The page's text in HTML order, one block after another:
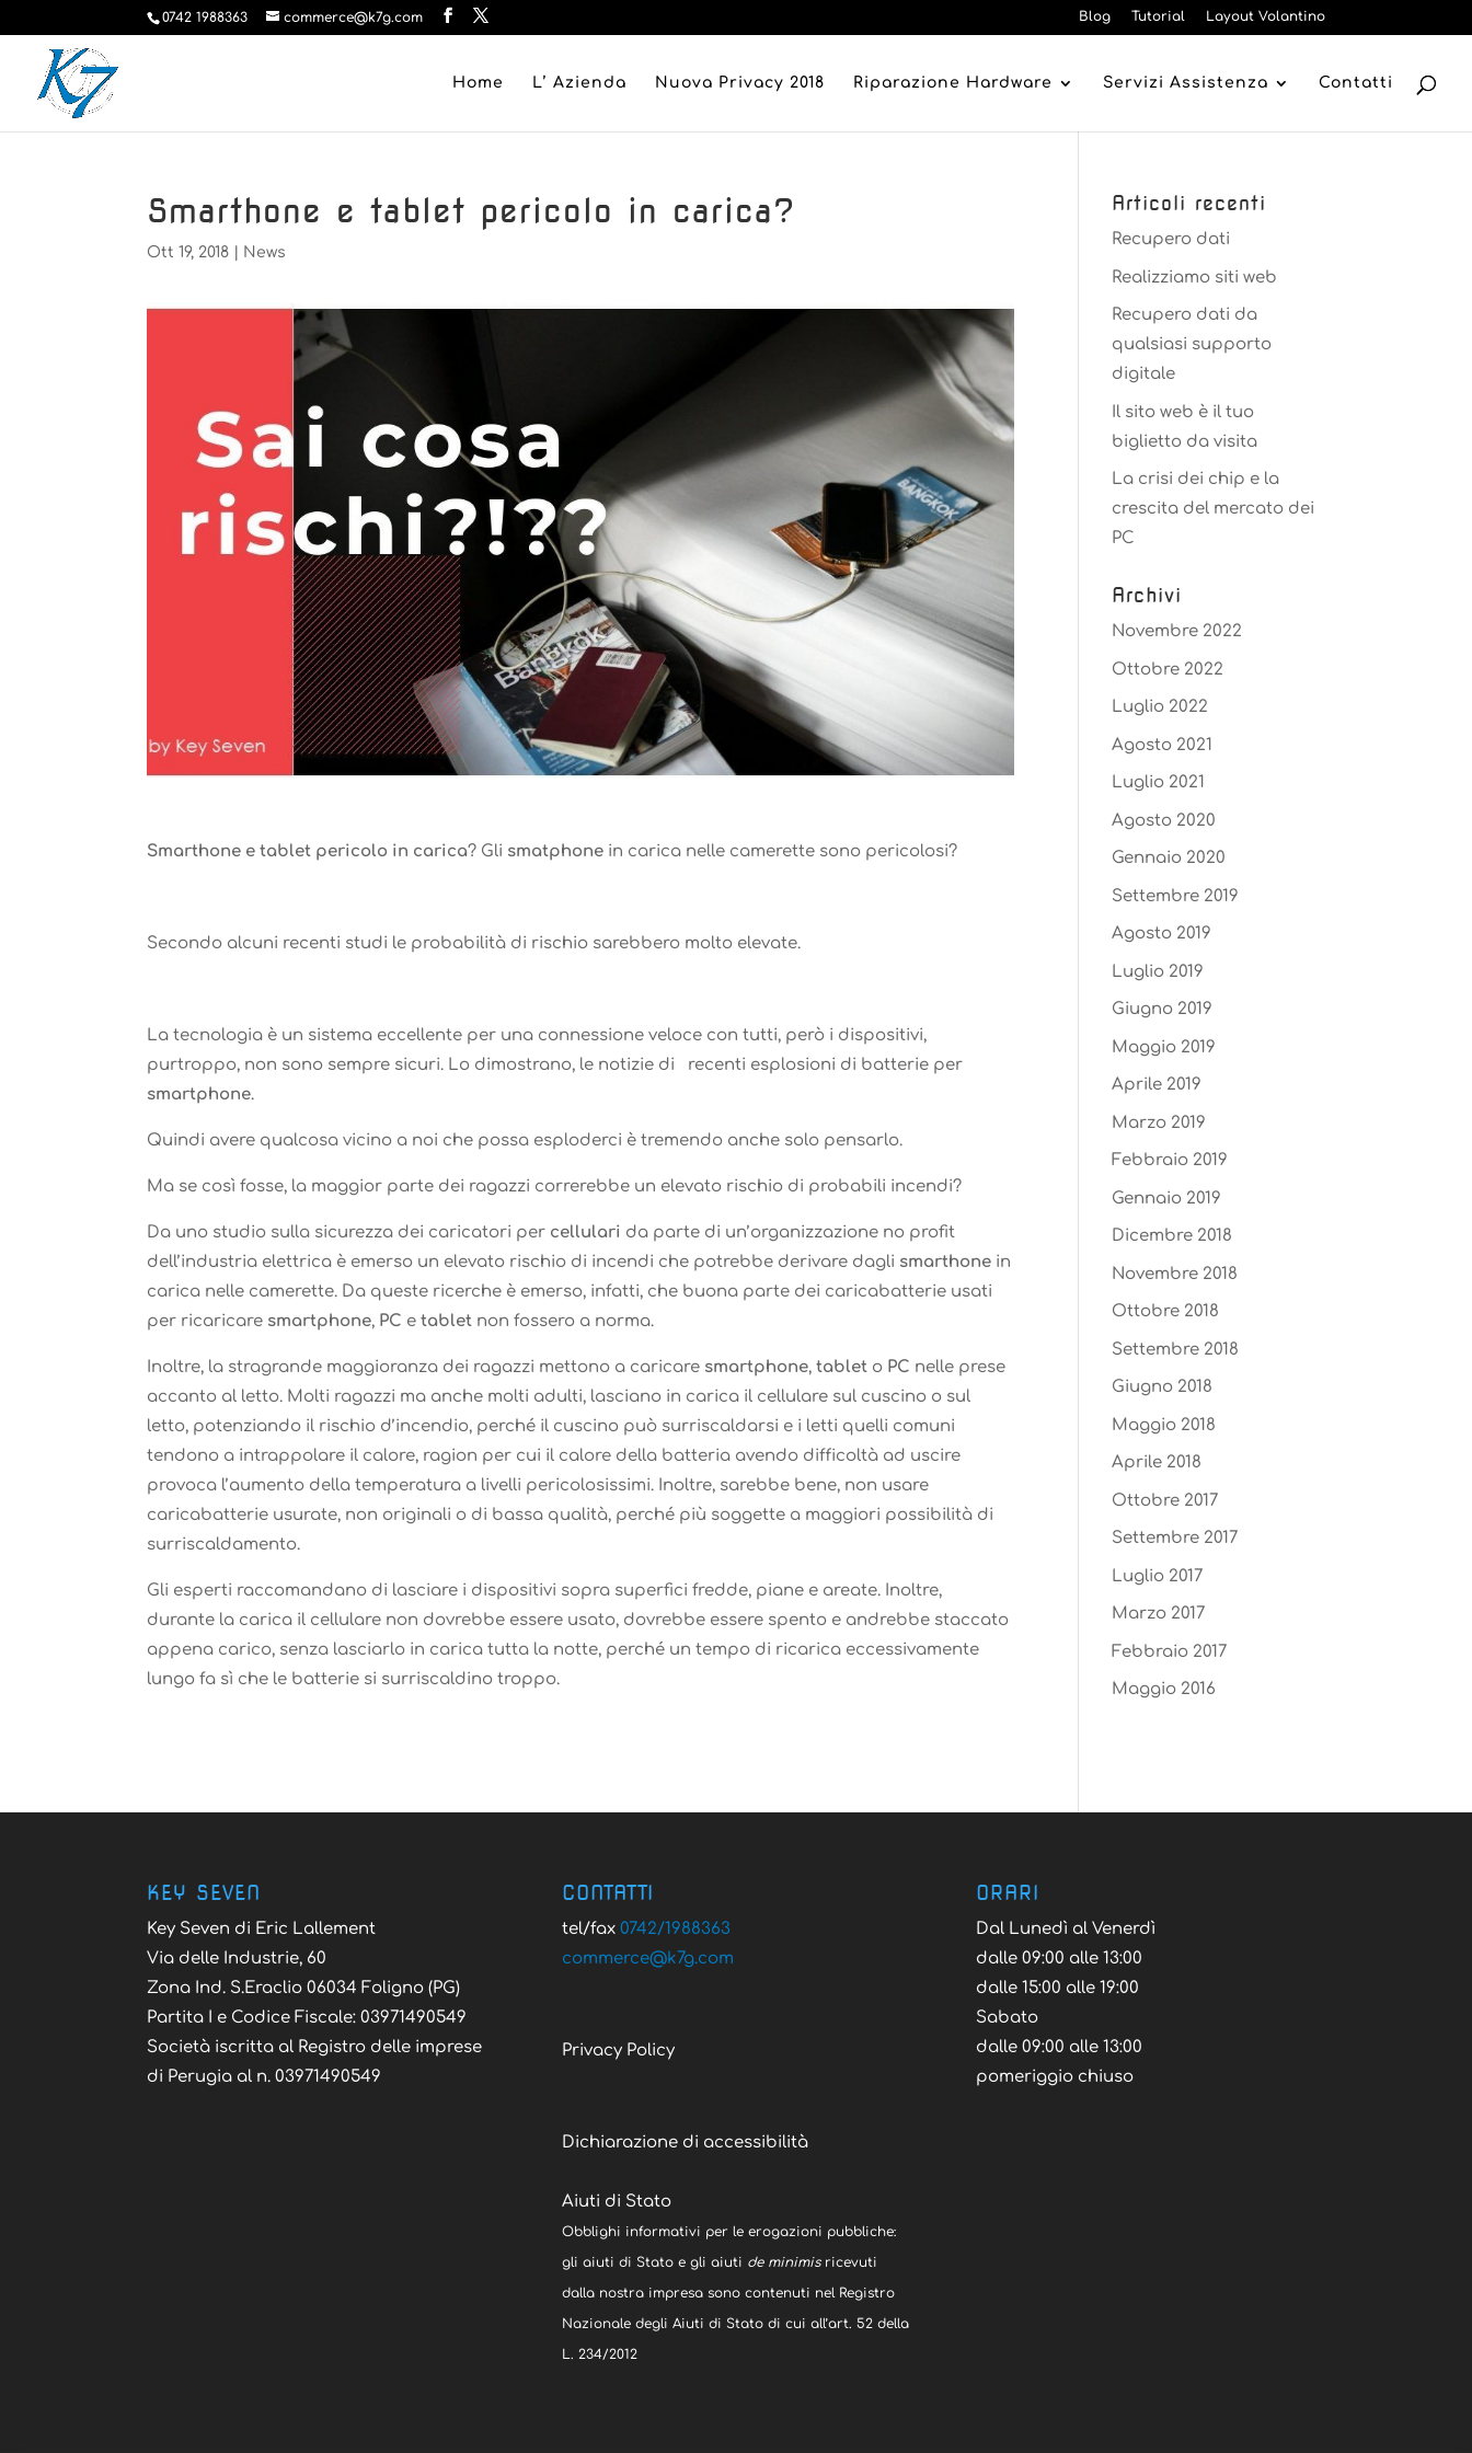
0742 1988363 commerce@k7g.com Blog Tutorial Layout Volantino
Home L’ Azienda Nuova Privacy 2018 Riparazione Hardware Servizi Assistenza Contatti
Smarthone e tablet pericolo in carica?
Ott 19, 2018 News
Smarthone e tablet pericolo in carica? Gli smatphone in carica nelle camerette sono pericolosi?
Secondo alcuni recenti studi le probabilità di rischio sarebbero molto elevate.
La tecnologia è un sistema eccellente per una connessione veloce con tutti, però i dispositivi,
purtroppo, non sono sempre sicuri. Lo dimostrano, le notizie di recenti esplosioni di batterie per
smartphone.
Quindi avere qualcosa vicino a noi che possa esploderci è tremendo anche solo pensarlo.
Ma se così fosse, la maggior parte dei ragazzi correrebbe un elevato rischio di probabili incendi?
Da uno studio sulla sicurezza dei caricatori per cellulari da parte di un’organizzazione no profit
dell’industria elettrica è emerso un elevato rischio di incendi che potrebbe derivare dagli smarthone in
carica nelle camerette. Da queste ricerche è emerso, infatti, che buona parte dei caricabatterie usati
per ricaricare smartphone, PC e tablet non fossero a norma.
Inoltre, la stragrande maggioranza dei ragazzi mettono a caricare smartphone,tablet o PC nelle prese
accanto al letto. Molti ragazzi ma anche molti adulti, lasciano in carica il cellulare sul cuscino o sul
letto, potenziando il rischio d’incendio, perché il cuscino può surriscaldarsi e i letti quelli comuni
tendono a intrappolare il calore, ragion per cui il calore della batteria avendo difficoltà ad uscire
provoca l’aumento della temperatura a livelli pericolosissimi. Inoltre, sarebbe bene, non usare
caricabatterie usurate, non originali o di bassa qualità, perché più soggette a maggiori possibilità di
surriscaldamento.
Gli esperti raccomandano di lasciare i dispositivi sopra superfici fredde, piane e areate. Inoltre,
durante la carica il cellulare non dovrebbe essere usato, dovrebbe essere spento e andrebbe staccato
appena carico, senza lasciarlo in carica tutta la notte, perché un tempo di ricarica eccessivamente
lungo fa sì che le batterie si surriscaldino troppo.
Articoli recenti
Recupero dati
Realizziamo siti web
Recupero dati da
qualsiasi supporto
digitale
Il sito web è il tuo
biglietto da visita
La crisi dei chip e la
crescita del mercato dei
PC
Archivi
Novembre 2022
Ottobre 2022
Luglio 2022
Agosto 2021
Luglio 2021
Agosto 2020
Gennaio 2020
Settembre 2019
Agosto 2019
Luglio 2019
Giugno 2019
Maggio 2019
Aprile 2019
Marzo 2019
Febbraio 2019
Gennaio 2019
Dicembre 2018
Novembre 2018
Ottobre 2018
Settembre 2018
Giugno 2018
Maggio 2018
Aprile 2018
Ottobre 2017
Settembre 2017
Luglio 2017
Marzo 2017
Febbraio 2017
Maggio 2016
KEY SEVEN
Key Seven di Eric Lallement
Via delle Industrie, 60
Zona Ind. S.Eraclio 06034 Foligno (PG)
Partita I e Codice Fiscale: 03971490549
Società iscritta al Registro delle imprese
di Perugia al n. 03971490549
CONTATTI
tel/fax 0742/1988363
moc.g7k
@ecremmoc
Privacy Policy
Dichiarazione di accessibilità
Aiuti di Stato
Obblighi informativi per le erogazioni pubbliche:
gli aiuti di Stato e gli aiuti de minimisricevuti
dalla nostra impresa sono contenuti nel Registro
Nazionale degli Aiuti di Stato di cui all’art. 52 della
L. 234/2012
ORARI
Dal Lunedì al Venerdì
dalle 09:00 alle 13:00
dalle 15:00 alle 19:00
Sabato
dalle 09:00 alle 13:00
pomeriggio chiuso